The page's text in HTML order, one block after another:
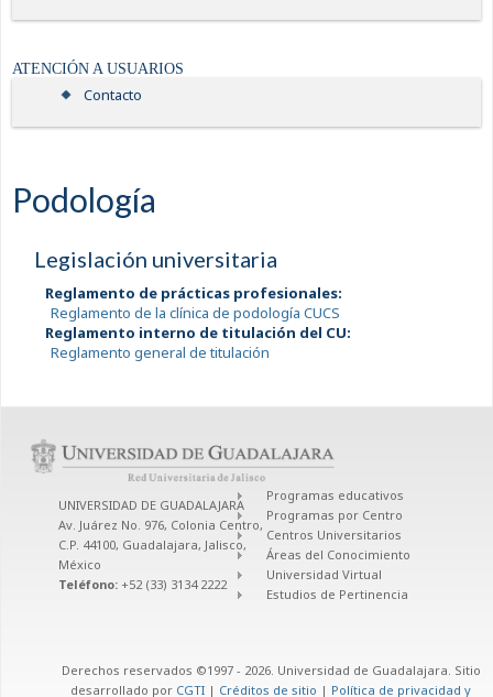
ATENCIÓN A USUARIOS
Contacto
Podología
Legislación universitaria
Reglamento de prácticas profesionales:
Reglamento de la clínica de podología CUCS
Reglamento interno de titulación del CU:
Reglamento general de titulación
UNIVERSIDAD DE GUADALAJARA
Av. Juárez No. 976, Colonia Centro,
C.P. 44100, Guadalajara, Jalisco,
México
Teléfono: +52 (33) 3134 2222
Programas educativos
Programas por Centro
Centros Universitarios
Áreas del Conocimiento
Universidad Virtual
Estudios de Pertinencia
Derechos reservados ©1997 - 2026. Universidad de Guadalajara. Sitio
desarrollado por CGTI | Créditos de sitio | Política de privacidad y